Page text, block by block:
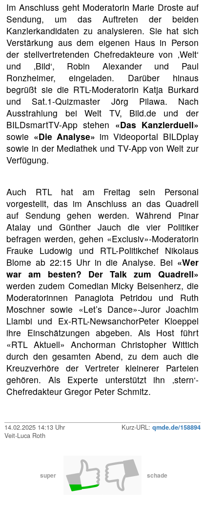
Im Anschluss geht Moderatorin Marie Droste auf
Sendung, um das Auftreten der beiden
Kanzlerkandidaten zu analysieren. Sie hat sich
Verstärkung aus dem eigenen Haus in Person
der stellvertretenden Chefredakteure von ‚Welt‘
und ‚Bild‘, Robin Alexander und Paul
Ronzheimer, eingeladen. Darüber hinaus
begrüßt sie die RTL-Moderatorin Katja Burkard
und Sat.1-Quizmaster Jörg Pilawa. Nach
Ausstrahlung bei Welt TV, Bild.de und der
BILDsmartTV-App stehen «Das Kanzlerduell»
sowie «Die Analyse» im Videoportal BILDplay
sowie in der Mediathek und TV-App von Welt zur
Verfügung.
Auch RTL hat am Freitag sein Personal
vorgestellt, das im Anschluss an das Quadrell
auf Sendung gehen werden. Während Pinar
Atalay und Günther Jauch die vier Politiker
befragen werden, gehen «Exclusiv»-Moderatorin
Frauke Ludowig und RTL-Politikchef Nikolaus
Blome ab 22:15 Uhr in die Analyse. Bei «Wer
war am besten? Der Talk zum Quadrell»
werden zudem Comedian Micky Beisenherz, die
Moderatorinnen Panagiota Petridou und Ruth
Moschner sowie «Let’s Dance»-Juror Joachim
Llambi und Ex-RTL-NewsanchorPeter Kloeppel
ihre Einschätzungen abgeben. Als Host führt
«RTL Aktuell» Anchorman Christopher Wittich
durch den gesamten Abend, zu dem auch die
Kreuzverhöre der Vertreter kleinerer Parteien
gehören. Als Experte unterstützt ihn ‚stern‘-
Chefredakteur Gregor Peter Schmitz.
14.02.2025 14:13 Uhr Kurz-URL: qmde.de/158894
Veit-Luca Roth
super schade